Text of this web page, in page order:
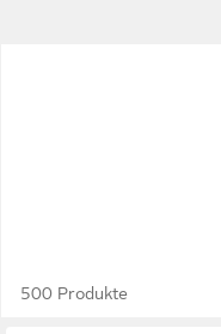
500 Produkte